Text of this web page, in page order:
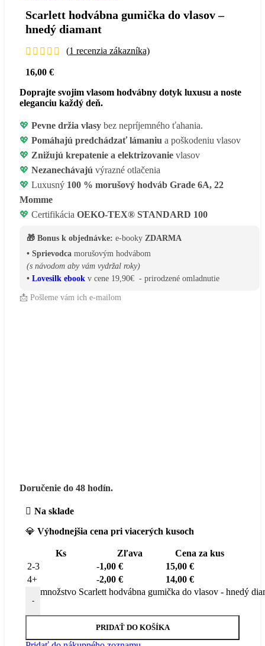
Scarlett hodvábna gumička do vlasov –
hnedý diamant
(1 recenzia zákazníka)
16,00 €
Doprajte svojim vlasom hodvábny dotyk luxusu a noste
eleganciu každý deň.
💖 Pevne držia vlasy bez nepríjemného ťahania.
💖 Pomáhajú predchádzať lámaniu a poškodeniu vlasov
💖 Znižujú krepatenie a elektrizovanie vlasov
💖 Nezanechávajú výrazné otlačenia
💖 Luxusný 100 % morušový hodváb Grade 6A, 22
Momme
💖 Certifikácia OEKO-TEX® STANDARD 100
🎁 Bonus k objednávke: e-booky ZDARMA
• Sprievodca morušovým hodvábom
(s návodom aby vám vydržal roky)
• Lovesilk ebook v cene 19,90€ - prirodzené omladnutie
📩 Pošleme vám ich e-mailom
Doručenie do 48 hodín.
Na sklade
💎 Výhodnejšia cena pri viacerých kusoch
Ks Zľava
Cena za kus
2-3
-1,00 € 15,00 €
4+
-2,00 € 14,00 €
-
množstvo Scarlett hodvábna gumička do vlasov - hnedý
PRIDAŤ DO KOŠÍKA